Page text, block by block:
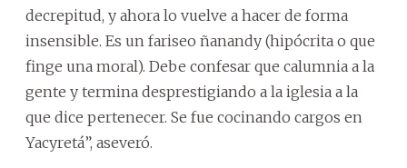
decrepitud, y ahora lo vuelve a hacer de forma
insensible. Es un fariseo ñanandy (hipócrita o que
finge una moral). Debe confesar que calumnia a la
gente y termina desprestigiando a la iglesia a la
que dice pertenecer. Se fue cocinando cargos en
Yacyretá”, aseveró.